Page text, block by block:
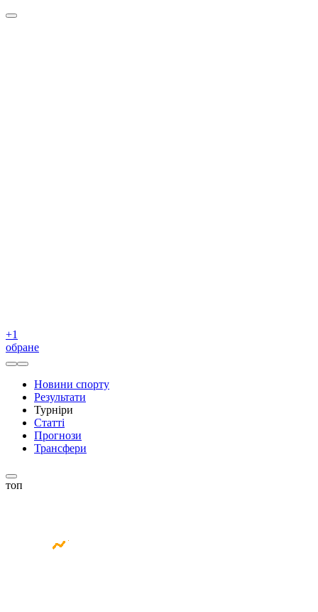
+1
обране
Новини спорту
Результати
Турніри
Статті
Прогнози
Трансфери
топ